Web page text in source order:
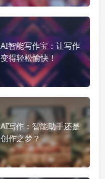
AI智能写作宝：让写作
变得轻松愉快！
AI写作：智能助手还是
创作之梦？